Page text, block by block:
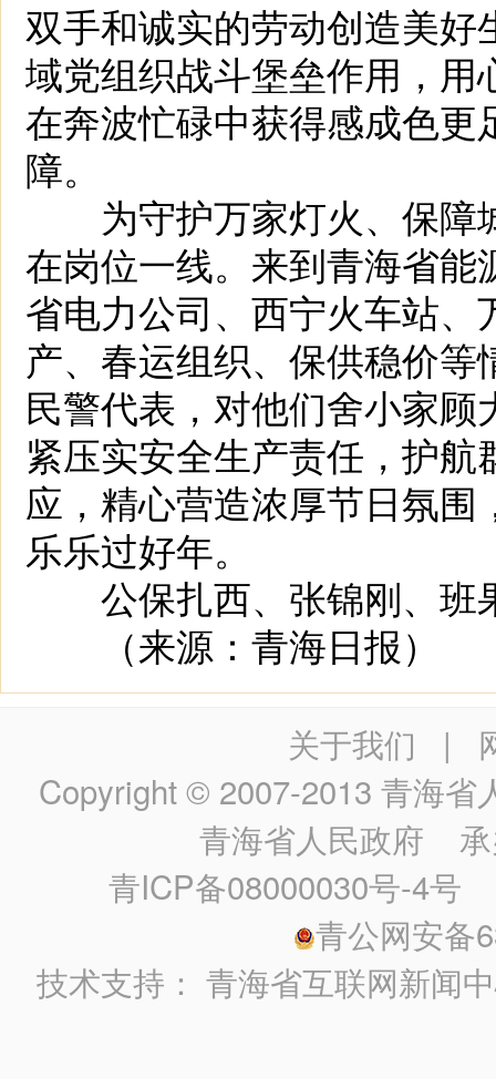
双手和诚实的劳动创造美
域党组织战斗堡垒作用，
在奔波忙碌中获得感成色
障。
为守护万家灯火、保障
在岗位一线。来到青海省
省电力公司、西宁火车站
产、春运组织、保供稳价
民警代表，对他们舍小家
紧压实安全生产责任，护
应，精心营造浓厚节日氛
乐乐过好年。
公保扎西、张锦刚、班
（来源：青海日报）
关于我们 |
Copyright © 2007-2013 青海省
青海省人民政府 承
青ICP备08000030号-4号
青公网安备
技术支持：青海省互联网新闻